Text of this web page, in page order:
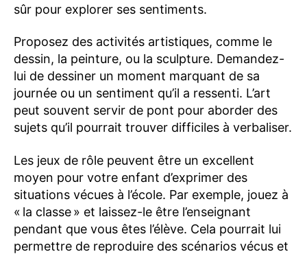
sûr pour explorer ses sentiments.
Proposez des activités artistiques, comme le
dessin, la peinture, ou la sculpture. Demandez-
lui de dessiner un moment marquant de sa
journée ou un sentiment qu’il a ressenti. L’art
peut souvent servir de pont pour aborder des
sujets qu’il pourrait trouver difficiles à verbaliser.
Les jeux de rôle peuvent être un excellent
moyen pour votre enfant d’exprimer des
situations vécues à l’école. Par exemple, jouez à
« la classe » et laissez-le être l’enseignant
pendant que vous êtes l’élève. Cela pourrait lui
permettre de reproduire des scénarios vécus et